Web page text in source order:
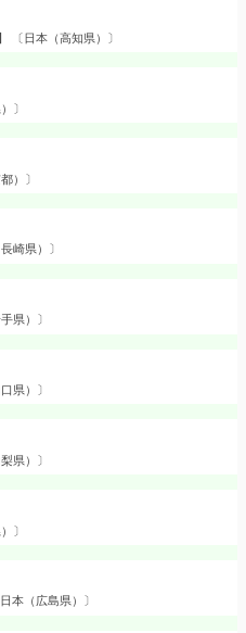
〔日本（高知県）〕
〕
）〕
崎県）〕
県）〕
県）〕
県）〕
〕
本（広島県）〕